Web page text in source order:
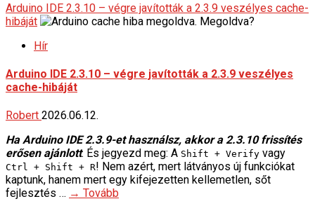
Arduino IDE 2.3.10 – végre javították a 2.3.9 veszélyes cache-
hibáját
Hír
Arduino IDE 2.3.10 – végre javították a 2.3.9 veszélyes
cache-hibáját
Robert 2026.06.12.
Ha Arduino IDE 2.3.9-et használsz, akkor a 2.3.10 frissítés
erősen ajánlott. És jegyezd meg: A Shift + Verify vagy
Ctrl + Shift + R! Nem azért, mert látványos új funkciókat
kaptunk, hanem mert egy kifejezetten kellemetlen, sőt
fejlesztés … → Tovább